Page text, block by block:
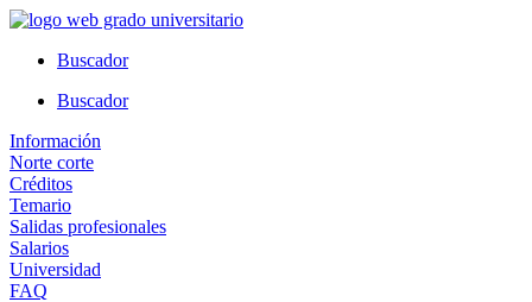
Ir
contenidoBuscador
Buscador
Información
Norte corte
Créditos
Temario
Salidas profesionales
Salarios
Universidad
FAQ